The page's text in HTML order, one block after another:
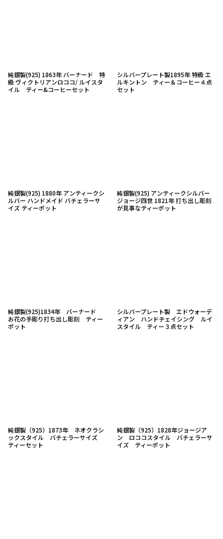
純銀製(925) 1863年 バーナード 特
級 ヴィクトリアンロココ/ ルイスタ
イル ティー&コーヒーセット
シルバープレート製1895年 特級 エ
ルキントン ティー＆コーヒー４点
セット
純銀製(925) 1880年 アンティークシ
ルバー ハンドメイド バチェラーサ
イズ ティーポット
純銀製(925) アンティークシルバー
ジョージ四世 1821年 打ち出し彫刻
が見事なティーポット
純銀製(925)1834年 バーナード
お花の手彫り打ち出し彫刻 ティー
ポット
シルバープレート製 エドウォーデ
ィアン ハンドチェイシング ルイ
スタイル ティー３点セット
純銀製（925）1873年 ネオクラシ
ックスタイル バチェラーサイズ
ティーセット
純銀製（925）1828年ジョージア
ン ロココスタイル バチェラーサ
イズ ティーポット